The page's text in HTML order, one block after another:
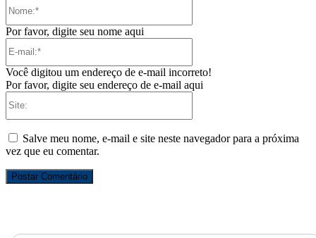
Por favor, digite seu nome aqui
Você digitou um endereço de e-mail incorreto!
Por favor, digite seu endereço de e-mail aqui
Salve meu nome, e-mail e site neste navegador para a próxima
vez que eu comentar.